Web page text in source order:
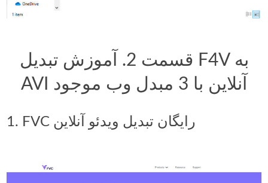
قسمت 2. آموزش تبدیل F4V به
AVI آنلاین با 3 مبدل وب موجود
1. FVC رایگان تبدیل ویدئو آنلاین